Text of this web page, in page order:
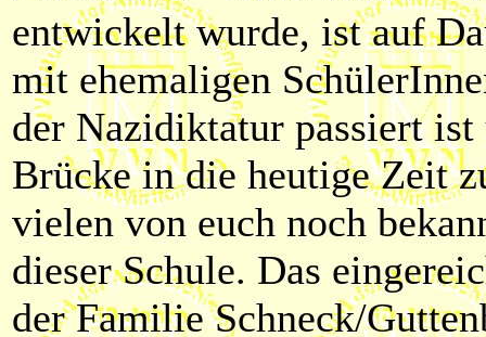
entwickelt wurde, ist auf
mit ehemaligen
der Nazidiktatur passiert
Brücke in die heutige Zeit
vielen von euch noch
dieser Schule. Das
der Familie Schneck/